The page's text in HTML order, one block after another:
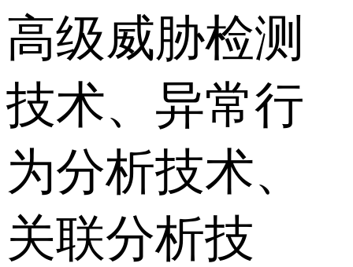
高级威胁检测
技术、异常行
为分析技术、
关联分析技